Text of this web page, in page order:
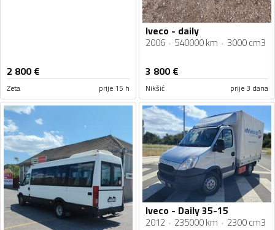
2 800€
Zeta prije 15 h
Iveco - daily
2006 540000 km 3000 cm3
3 800€
Nikšić prije 3 dana
Iveco - Daily 35-15
2012 235000 km 2300 cm3